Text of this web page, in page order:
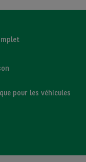
pour les véhicules